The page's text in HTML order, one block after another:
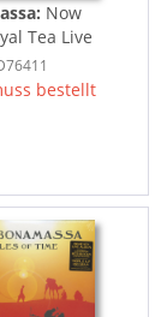
Now
Tea Live
bestellt